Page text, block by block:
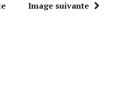
Image suivante